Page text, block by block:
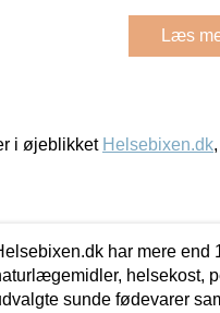
Læs
i øjeblikket Helsebixen.dk,
har mere end
helsekost,
sunde fødevarer